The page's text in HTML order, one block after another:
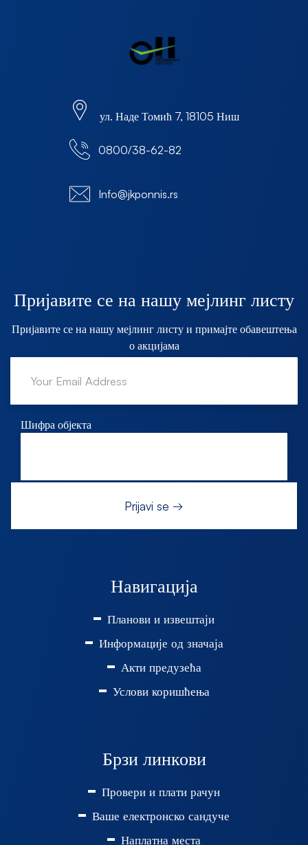
ул. Наде Томић 7, 18105 Ниш
0800/38-62-82
Info@jkponnis.rs
Пријавите се на нашу мејлинг листу
Пријавите се на нашу мејлинг листу и примајте обавештења
о акцијама
Шифра објекта
Навигација
Планови и извештаји
Информације од значаја
Акти предузећа
Услови коришћења
Брзи линкови
Провери и плати рачун
Ваше електронско сандуче
Наплатна места